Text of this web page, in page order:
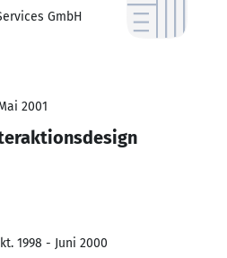
GmbH
2001
1998 - Juni 2000